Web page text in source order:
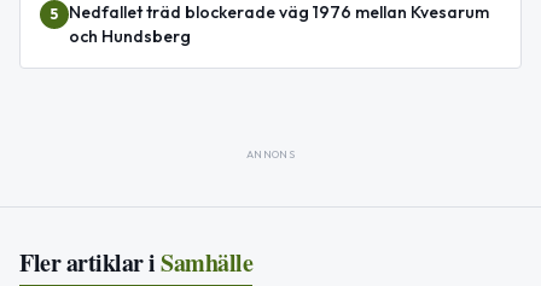
5
Nedfallet träd blockerade väg 1976 mellan Kvesarum
och Hundsberg
ANNONS
Fler artiklar iSamhälle